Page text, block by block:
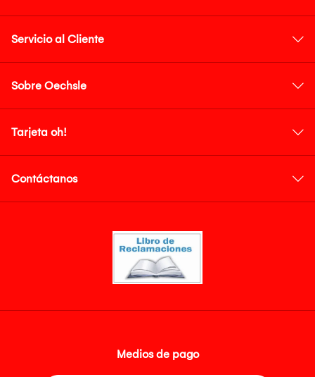
Servicio al Cliente
Sobre Oechsle
Tarjeta oh!
Contáctanos
Medios de pago